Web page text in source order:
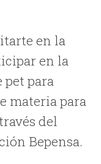
en la
en la
pet para
materia para
del
Bepensa.